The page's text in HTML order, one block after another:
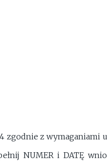
zgodnie z wymaganiami
NUMER i DATĘ